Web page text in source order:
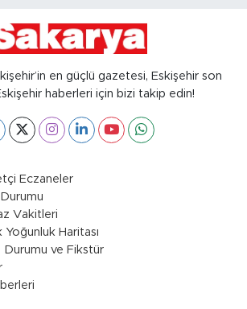
en güçlü gazetesi, Eskişehir son
haberleri için bizi takip edin!
Eczaneler
Vakitleri
Haritası
Durumu ve Fikstür